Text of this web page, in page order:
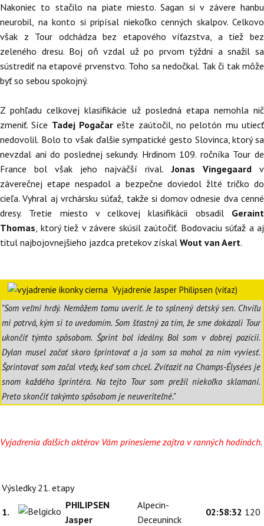
Nakoniec to stačilo na piate miesto. Sagan si v závere hanbu
neurobil, na konto si pripísal niekoľko cenných skalpov. Celkovo
však z Tour odchádza bez etapového víťazstva, a tiež bez
zeleného dresu. Boj oň vzdal už po prvom týždni a snažil sa
sústrediť na etapové prvenstvo. Toho sa nedočkal. Tak či tak môže
byť so sebou spokojný.
Z pohľadu celkovej klasifikácie už posledná etapa nemohla nič
zmeniť. Síce Tadej Pogačar ešte zaútočil, no pelotón mu utiecť
nedovolil. Bolo to však ďalšie sympatické gesto Slovinca, ktorý sa
nevzdal ani do poslednej sekundy. Hrdinom 109. ročníka Tour de
France bol však jeho najväčší rival. Jonas Vingegaard v
záverečnej etape nespadol a bezpečne doviedol žlté tričko do
cieľa. Vyhral aj vrchársku súťaž, takže si domov odnesie dva cenné
dresy. Tretie miesto v celkovej klasifikácii obsadil Geraint
Thomas , ktorý tiež v závere skúsil zaútočiť. Bodovaciu súťaž a aj
titul najbojovnejšieho jazdca pretekov získal Wout van Aert.
Vyjadrenie Jasper Philipsen (víťaz)
"Som veľmi hrdý. Nemôžem tomu uveriť. Je to splnený detský sen. Chvíľu
mi potrvá, kým si to uvedomím. Som šťastný za tím, že sme dokázali Tour
ukončiť týmto spôsobom. Šprint bol ideálny. Bol som v dobrej pozícii.
Dylan musel začať skoro šprintovať a ja som sa mohol za ním vyviesť.
Šprintovať som začal vtedy, keď som chcel. Zvíťaziť na Champs-Élysées je
snom každého šprintéra. Na tejto Tour som prežil niekoľko sklamaní.
Preto skončiť takýmto spôsobom je neuveriteľné."
Vyjadrenia ďalších aktérov Vám prinesieme zajtra v ranných hodinách.
Výsledky 21. etapy
1.
PHILIPSEN
Jasper
Alpecin-
Deceuninck
02:58:32 120